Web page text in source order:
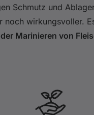
Schmutz und
noch wirkungsvoller.
Marinieren von